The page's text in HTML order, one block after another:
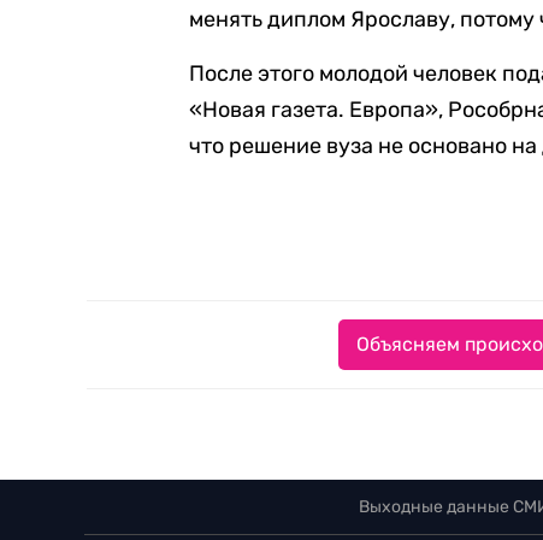
менять диплом Ярославу,
После этого молодой человек
«Новая газета. Европа»,
что решение вуза не основано
Объясняем
Выходные данные